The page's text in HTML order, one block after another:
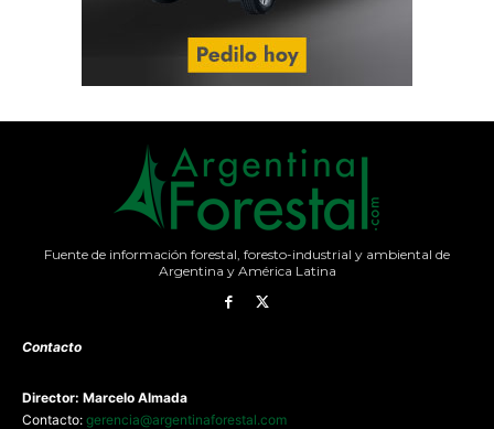
Fuente de información forestal, foresto-industrial y ambiental de
Argentina y América Latina
Contacto
Director: Marcelo Almada
Contacto: gerencia@argentinaforestal.com